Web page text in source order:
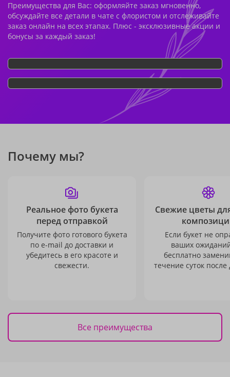
Преимущества для Вас: оформляйте заказ мгновенно,
обсуждайте все детали в чате с флористом и отслеживайте
заказ онлайн на всех этапах. Плюс - эксклюзивные акции и
бонусы за каждый заказ!
Почему мы?
Реальное фото букета
перед отправкой
Получите фото готового букета
по e-mail до доставки и
убедитесь в его красоте и
свежести.
Свежие цветы
Если букет не
ваших
бесплатно
течение суток после
Все преимущества